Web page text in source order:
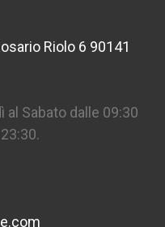
Riolo 6 90141
al Sabato dalle 09:30